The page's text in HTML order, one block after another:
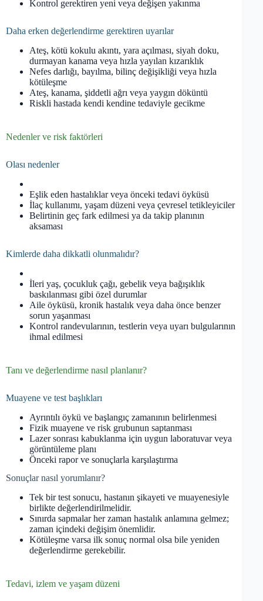
Kontrol gerektiren yeni veya değişen yakınma
Daha erken değerlendirme gerektiren uyarılar
Ateş, kötü kokulu akıntı, yara açılması, siyah doku,
durmayan kanama veya hızla yayılan kızarıklık
Nefes darlığı, bayılma, bilinç değişikliği veya hızla
kötüleşme
Ateş, kanama, şiddetli ağrı veya yaygın döküntü
Riskli hastada kendi kendine tedaviyle gecikme
Nedenler ve risk faktörleri
Olası nedenler
Eşlik eden hastalıklar veya önceki tedavi öyküsü
İlaç kullanımı, yaşam düzeni veya çevresel tetikleyiciler
Belirtinin geç fark edilmesi ya da takip planının
aksaması
Kimlerde daha dikkatli olunmalıdır?
İleri yaş, çocukluk çağı, gebelik veya bağışıklık
baskılanması gibi özel durumlar
Aile öyküsü, kronik hastalık veya daha önce benzer
sorun yaşanması
Kontrol randevularının, testlerin veya uyarı bulgularının
ihmal edilmesi
Tanı ve değerlendirme nasıl planlanır?
Muayene ve test başlıkları
Ayrıntılı öykü ve başlangıç zamanının belirlenmesi
Fizik muayene ve risk grubunun saptanması
Lazer sonrası kabuklanma için uygun laboratuvar veya
görüntüleme planı
Önceki rapor ve sonuçlarla karşılaştırma
Sonuçlar nasıl yorumlanır?
Tek bir test sonucu, hastanın şikayeti ve muayenesiyle
birlikte değerlendirilmelidir.
Sınırda sapmalar her zaman hastalık anlamına gelmez;
zaman içindeki değişim önemlidir.
Kötüleşme varsa ilk sonuç normal olsa bile yeniden
değerlendirme gerekebilir.
Tedavi, izlem ve yaşam düzeni